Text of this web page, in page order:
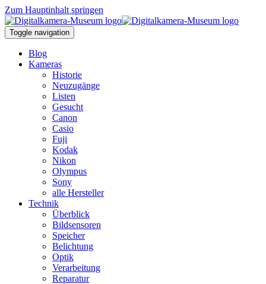
Zum Hauptinhalt springen
Toggle navigation
Blog
Kameras
Historie
Neuzugänge
Listen
Gesucht
Canon
Casio
Fuji
Kodak
Nikon
Olympus
Sony
alle Hersteller
Technik
Überblick
Bildsensoren
Speicher
Belichtung
Optik
Verarbeitung
Reparatur